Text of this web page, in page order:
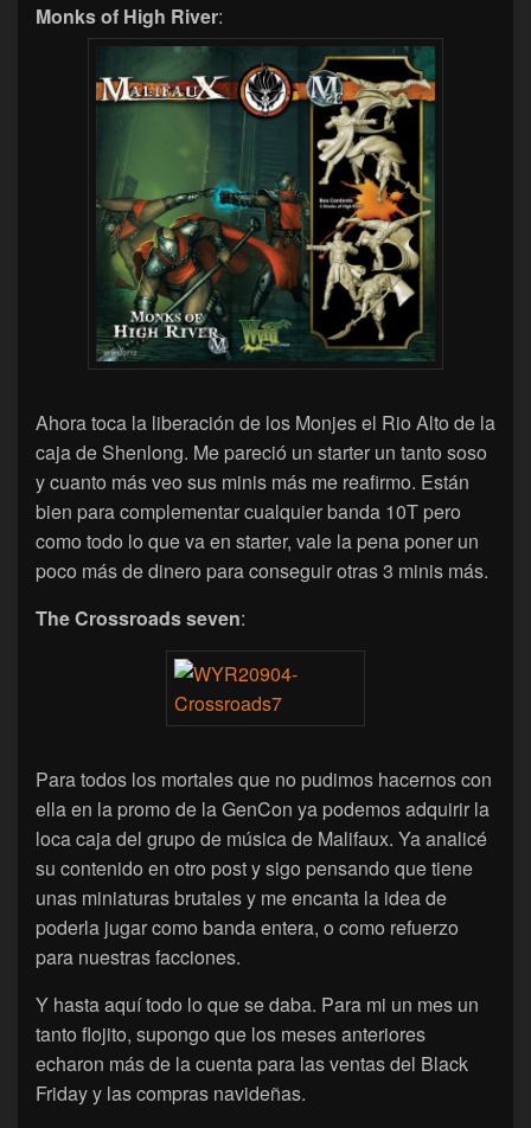
Monks of High River:
Ahora toca la liberación de los Monjes el Rio Alto de la
caja de Shenlong. Me pareció un starter un tanto soso
y cuanto más veo sus minis más me reafirmo. Están
bien para complementar cualquier banda 10T pero
como todo lo que va en starter, vale la pena poner un
poco más de dinero para conseguir otras 3 minis más.
The Crossroads seven:
Para todos los mortales que no pudimos hacernos con
ella en la promo de la GenCon ya podemos adquirir la
loca caja del grupo de música de Malifaux. Ya analicé
su contenido en otro post y sigo pensando que tiene
unas miniaturas brutales y me encanta la idea de
poderla jugar como banda entera, o como refuerzo
para nuestras facciones.
Y hasta aquí todo lo que se daba. Para mi un mes un
tanto flojito, supongo que los meses anteriores
echaron más de la cuenta para las ventas del Black
Friday y las compras navideñas.